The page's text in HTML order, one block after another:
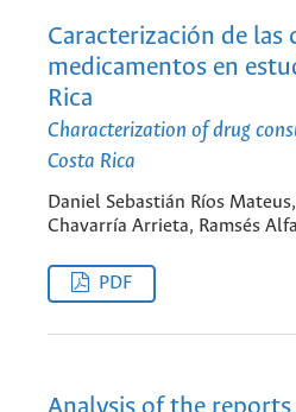
Caracterización de
medicamentos en
Rica
Characterization of drug
Costa Rica
Daniel Sebastián Ríos
Chavarría Arrieta, Ramsés
PDF